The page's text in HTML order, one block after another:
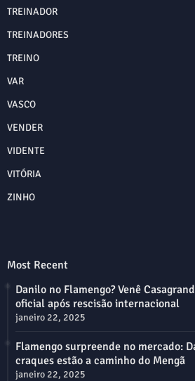
TREINADOR
TREINADORES
TREINO
VAR
VASCO
VENDER
VIDENTE
VITÓRIA
ZINHO
Most Recent
Danilo no Flamengo? Venê
oficial após rescisão internacional
janeiro 22, 2025
Flamengo surpreende no mercado:
craques estão a caminho do Mengã
janeiro 22, 2025